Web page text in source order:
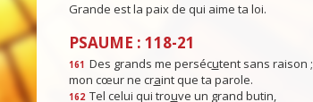
Grande est la paix de qui aime ta loi.
PSAUME : 118-21
161 Des grands me persécutent sans raison ;
mon cœur ne craint que ta parole.
162 Tel celui qui trouve un grand butin,